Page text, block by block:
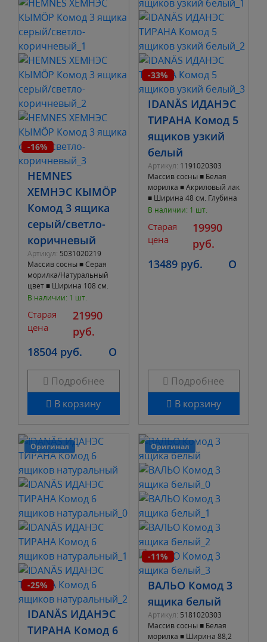
-16%
HEMNES
ХЕМНЭС КЫМÖР
Комод 3 ящика
серый/светло-
коричневый
Артикул: 5031020219
Массив сосны ■ Серая
морилка/Натуральный
цвет ■ Ширина 108 см.
Глубина 50 см. Высота 95
В наличии: 1 шт.
Старая
цена
21990
руб.
18504 руб.
O
Подробнее
В корзину
-33%
IDANÄS ИДАНЭС
ТИРАНА Комод 5
ящиков узкий
белый
Артикул: 1191020303
Массив сосны ■ Белая
морилка ■ Акриловый лак
■ Ширина 48 см. Глубина
39 см. Высота 129 см. ■ 5
В наличии: 1 шт.
Старая
цена
19990
руб.
13489 руб.
O
Подробнее
В корзину
Оригинал
-25%
IDANÄS ИДАНЭС
ТИРАНА Комод 6
Оригинал
-11%
ВАЛЬО Комод 3
ящика белый
Артикул: 5181020303
Массив сосны ■ Белая
морилка ■ Ширина 88,2